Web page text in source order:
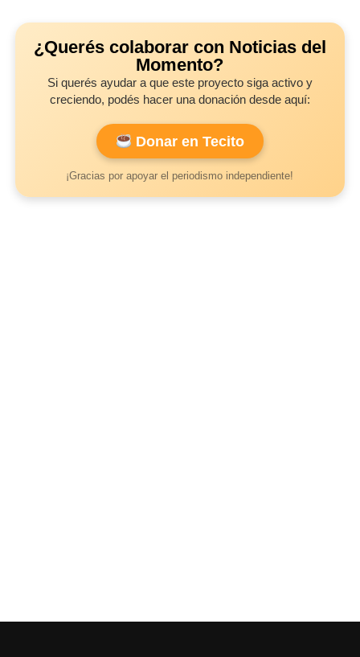
¿Querés colaborar con Noticias del
Momento?
Si querés ayudar a que este proyecto siga activo y
creciendo, podés hacer una donación desde aquí:
Donar en Tecito
¡Gracias por apoyar el periodismo independiente!